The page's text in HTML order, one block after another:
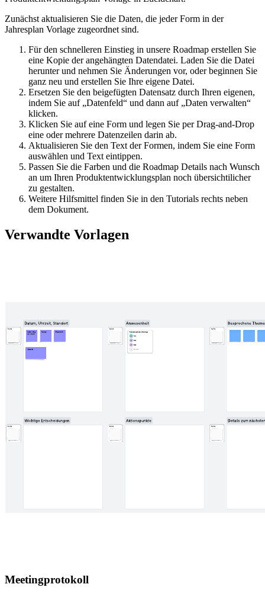
Zunächst aktualisieren Sie die Daten, die jeder Form in der
Jahresplan Vorlage zugeordnet sind.
Für den schnelleren Einstieg in unsere Roadmap erstellen Sie
eine Kopie der angehängten Datendatei. Laden Sie die Datei
herunter und nehmen Sie Änderungen vor, oder beginnen Sie
ganz neu und erstellen Sie Ihre eigene Datei.
Ersetzen Sie den beigefügten Datensatz durch Ihren eigenen,
indem Sie auf „Datenfeld“ und dann auf „Daten verwalten“
klicken.
Klicken Sie auf eine Form und legen Sie per Drag-and-Drop
eine oder mehrere Datenzeilen darin ab.
Aktualisieren Sie den Text der Formen, indem Sie eine Form
auswählen und Text eintippen.
Passen Sie die Farben und die Roadmap Details nach Wunsch
an um Ihren Produktentwicklungsplan noch übersichtilicher
zu gestalten.
Weitere Hilfsmittel finden Sie in den Tutorials rechts neben
dem Dokument.
Verwandte Vorlagen
Meetingprotokoll